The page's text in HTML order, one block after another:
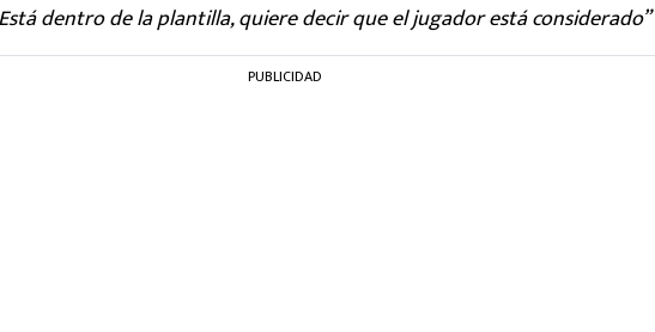
dentro de la plantilla, quiere decir que el jugador está considerado”
PUBLICIDAD